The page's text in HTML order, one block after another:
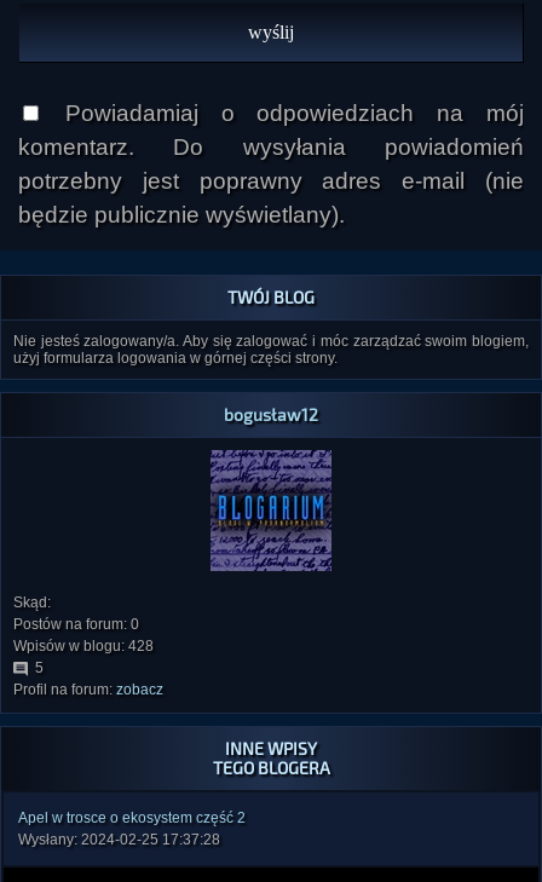
Powiadamiaj o odpowiedziach na mój
komentarz. Do wysyłania powiadomień
potrzebny jest poprawny adres e-mail (nie
będzie publicznie wyświetlany).
TWÓJ BLOG
Nie jesteś zalogowany/a. Aby się zalogować i móc zarządzać swoim blogiem,
użyj formularza logowania w górnej części strony.
bogusław12
Skąd:
Postów na forum: 0
Wpisów w blogu: 428
5
Profil na forum: zobacz
INNE WPISY
TEGO BLOGERA
Apel w trosce o ekosystem część 2
Wysłany: 2024-02-25 17:37:28